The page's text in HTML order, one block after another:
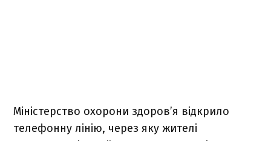
Міністерство охорони здоров’я відкрило
телефонну лінію, через яку жителі